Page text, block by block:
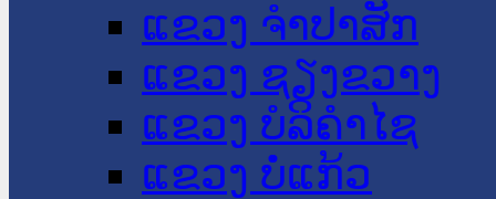
ແຂວງ ຈໍາປາສັກ
ແຂວງ ຊຽງຂວາງ
ແຂວງ ບໍລິຄໍາໄຊ
ແຂວງ ບໍ່ແກ້ວ